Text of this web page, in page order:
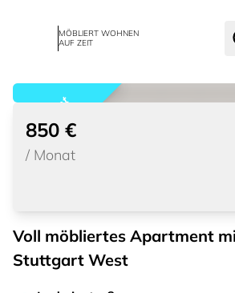
MÖBLIERT WOHNEN
AUF ZEIT
vermietet
850 €
/ Monat
Voll möbliertes Apartment
Stuttgart West